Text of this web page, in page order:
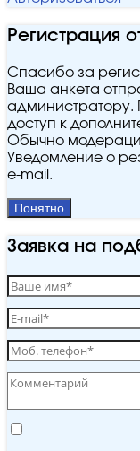
Регистрация
Спасибо за
Ваша анкета
администратору.
доступ к
Обычно
Уведомление о
e‑mail.
Понятно
Заявка на